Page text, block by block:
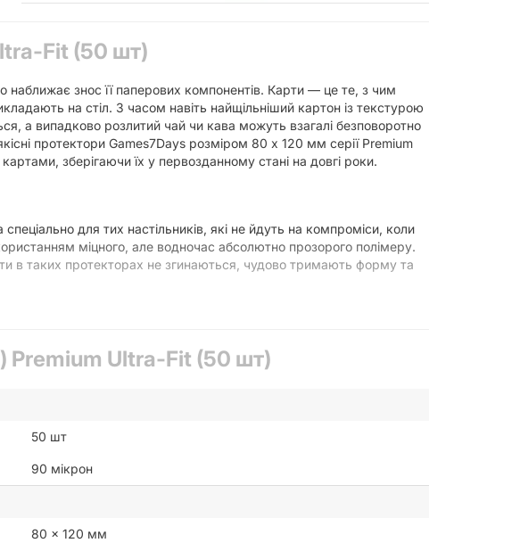
Fit (50 шт)
наближає знос її паперових компонентів. Карти — це те, з чим
на стіл. З часом навіть найщільніший картон із текстурою
а випадково розлитий чай чи кава можуть взагалі безповоротно
протектори Games7Days розміром 80 x 120 мм серії Premium
зберігаючи їх у первозданному стані на довгі роки.
для тих настільників, які не йдуть на компроміси, коли
міцного, але водночас абсолютно прозорого полімеру.
в таких протекторах не згинаються, чудово тримають форму та
оформлення карт. Ви зможете насолоджуватися
Процес тасування стає приємним, швидким та повністю
Premium Ultra-Fit (50 шт)
50 шт
90 мікрон
80 x 120 мм